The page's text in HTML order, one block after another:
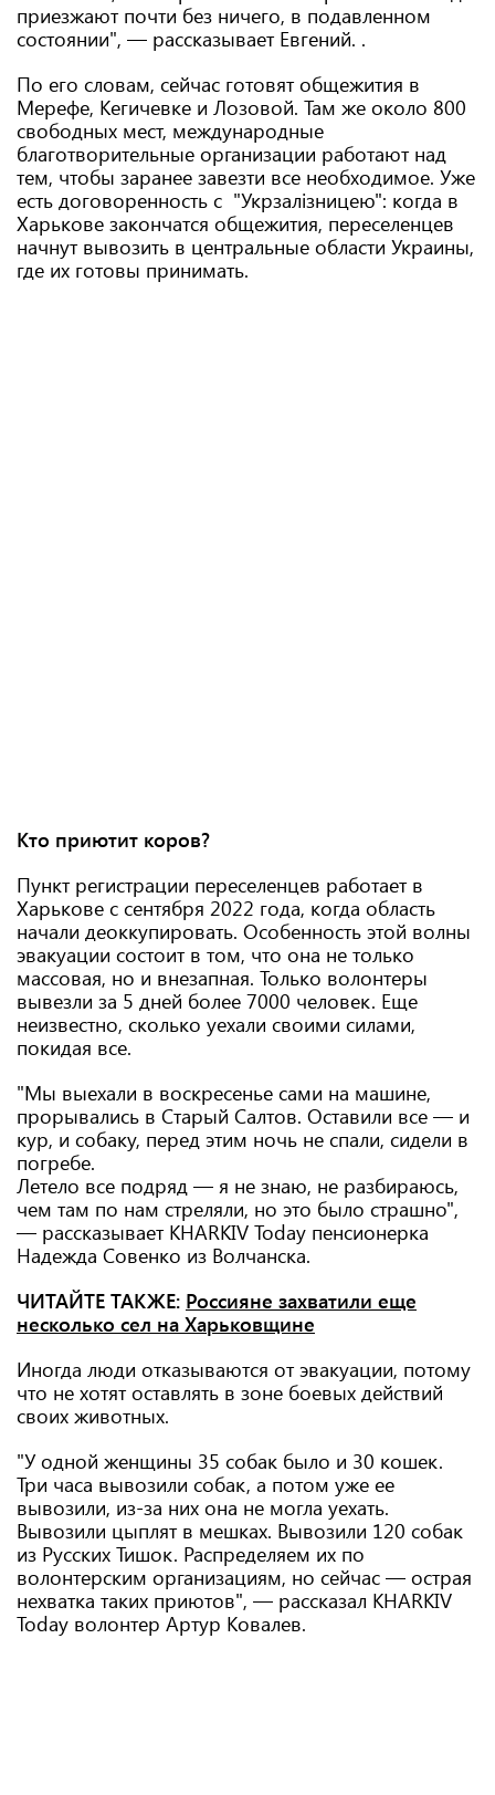
приезжают почти без ничего, в подавленном
состоянии", — рассказывает Евгений. .
По его словам, сейчас готовят общежития в
Мерефе, Кегичевке и Лозовой. Там же около 800
свободных мест, международные
благотворительные организации работают над
тем, чтобы заранее завезти все необходимое. Уже
есть договоренность с "Укрзалізницею": когда в
Харькове закончатся общежития, переселенцев
начнут вывозить в центральные области Украины,
где их готовы принимать.
Кто приютит коров?
Пункт регистрации переселенцев работает в
Харькове с сентября 2022 года, когда область
начали деоккупировать. Особенность этой волны
эвакуации состоит в том, что она не только
массовая, но и внезапная. Только волонтеры
вывезли за 5 дней более 7000 человек. Еще
неизвестно, сколько уехали своими силами,
покидая все.
"Мы выехали в воскресенье сами на машине,
прорывались в Старый Салтов. Оставили все — и
кур, и собаку, перед этим ночь не спали, сидели в
погребе.
Летело все подряд — я не знаю, не разбираюсь,
чем там по нам стреляли, но это было страшно",
— рассказывает KHARKIV Today пенсионерка
Надежда Совенко из Волчанска.
ЧИТАЙТЕ ТАКЖЕ: Россияне захватили еще
несколько сел на Харьковщине
Иногда люди отказываются от эвакуации, потому
что не хотят оставлять в зоне боевых действий
своих животных.
"У одной женщины 35 собак было и 30 кошек.
Три часа вывозили собак, а потом уже ее
вывозили, из-за них она не могла уехать.
Вывозили цыплят в мешках. Вывозили 120 собак
из Русских Тишок. Распределяем их по
волонтерским организациям, но сейчас — острая
нехватка таких приютов", — рассказал KHARKIV
Today волонтер Артур Ковалев.